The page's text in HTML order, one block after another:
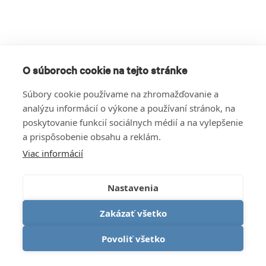
O súboroch cookie na tejto stránke
Súbory cookie používame na zhromažďovanie a
analýzu informácií o výkone a používaní stránok, na
poskytovanie funkcií sociálnych médií a na vylepšenie
a prispôsobenie obsahu a reklám.
Viac informácií
Nastavenia
Zakázať všetko
Povoliť všetko